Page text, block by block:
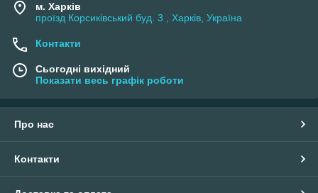
м. Харків
проїзд Корсиківський буд. 3 , Харків, Україна
Контакти
Сьогодні вихідний
Показати весь графік роботи
Про нас
Контакти